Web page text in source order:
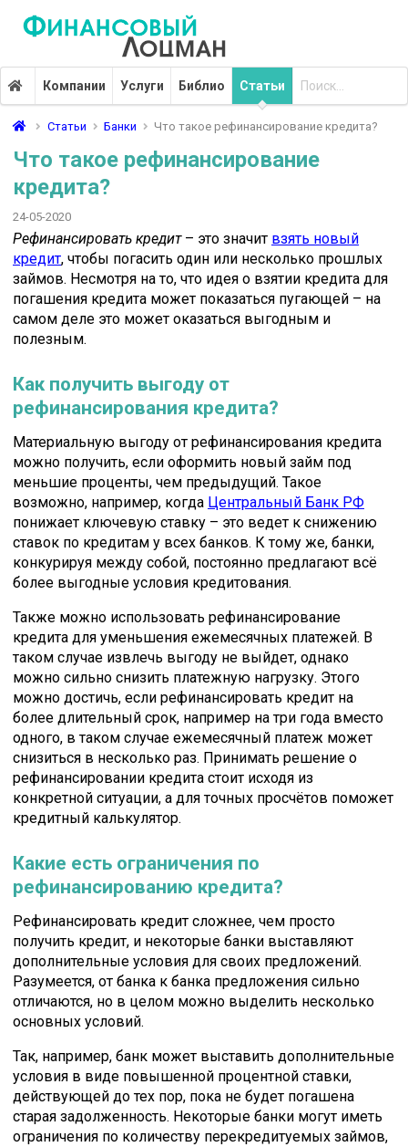
Компании Услуги Библио Статьи
Статьи Банки Что такое рефинансирование кредита?
Что такое рефинансирование
кредита?
24-05-2020
Рефинансировать кредит– это значит взять новый
кредит, чтобы погасить один или несколько прошлых
займов. Несмотря на то, что идея о взятии кредита для
погашения кредита может показаться пугающей – на
самом деле это может оказаться выгодным и
полезным.
Как получить выгоду от
рефинансирования кредита?
Материальную выгоду от рефинансирования кредита
можно получить, если оформить новый займ под
меньшие проценты, чем предыдущий. Такое
возможно, например, когда Центральный Банк РФ
понижает ключевую ставку – это ведет к снижению
ставок по кредитам у всех банков. К тому же, банки,
конкурируя между собой, постоянно предлагают всё
более выгодные условия кредитования.
Также можно использовать рефинансирование
кредита для уменьшения ежемесячных платежей. В
таком случае извлечь выгоду не выйдет, однако
можно сильно снизить платежную нагрузку. Этого
можно достичь, если рефинансировать кредит на
более длительный срок, например на три года вместо
одного, в таком случае ежемесячный платеж может
снизиться в несколько раз. Принимать решение о
рефинансировании кредита стоит исходя из
конкретной ситуации, а для точных просчётов поможет
кредитный калькулятор.
Какие есть ограничения по
рефинансированию кредита?
Рефинансировать кредит сложнее, чем просто
получить кредит, и некоторые банки выставляют
дополнительные условия для своих предложений.
Разумеется, от банка к банка предложения сильно
отличаются, но в целом можно выделить несколько
основных условий.
Так, например, банк может выставить дополнительные
условия в виде повышенной процентной ставки,
действующей до тех пор, пока не будет погашена
старая задолженность. Некоторые банки могут иметь
ограничения по количеству перекредитуемых займов,